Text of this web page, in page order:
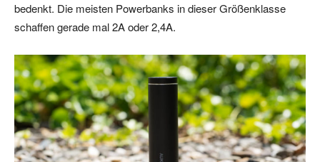
bedenkt. Die meisten Powerbanks in dieser Größenklasse
schaffen gerade mal 2A oder 2,4A.